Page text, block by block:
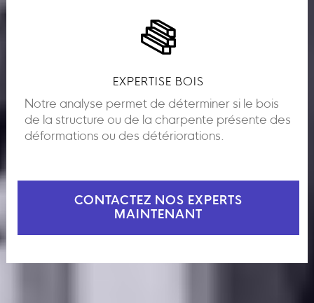
EXPERTISE BOIS
Notre analyse permet de déterminer si le bois
de la structure ou de la charpente présente des
déformations ou des détériorations.
CONTACTEZ NOS EXPERTS
MAINTENANT